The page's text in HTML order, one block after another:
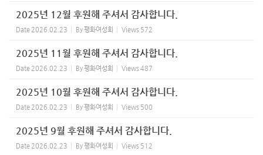
2025년 12월 후원해 주셔서 감사합니다.
Date 2026.02.23 By평화여성회 Views 572
2025년 11월 후원해 주셔서 감사합니다.
Date 2026.02.23 By평화여성회 Views 487
2025년 10월 후원해 주셔서 감사합니다.
Date 2026.02.23 By평화여성회 Views 500
2025년 9월 후원해 주셔서 감사합니다.
Date 2026.02.23 By평화여성회 Views 512